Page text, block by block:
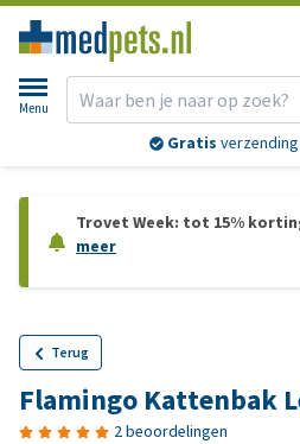
Menu
Gratis
Trovet Week: tot 15%
meer
Terug
Flamingo Kattenbak
2 beoordelingen